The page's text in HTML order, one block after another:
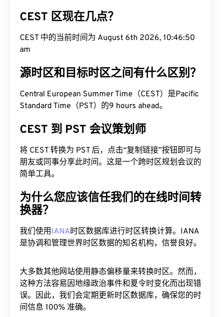
CEST 区现在几点？
CEST 中的当前时间为 August 6th 2026, 10:46:50
am
源时区和目标时区之间有什么区别？
Central European Summer Time（CEST）是Pacific
Standard Time（PST）的9 hours ahead。
CEST 到 PST 会议策划师
将 CEST 转换为 PST 后，点击“复制链接”按钮即可与
朋友或同事分享此时间。这是一个跨时区规划会议的
简单工具。
为什么您应该信任我们的在线时间转
换器？
我们使用IANA时区数据库进行时区转换计算。IANA
是协调和管理世界时区数据的知名机构，信誉良好。
大多数其他网站使用静态偏移量来转换时区。然而，
这种方法容易因地缘政治事件和夏令时变化而出现错
误。因此，我们会定期更新时区数据库，确保您的时
间信息 100% 准确。